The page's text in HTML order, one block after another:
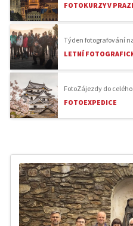
FOTOKURZY V
Týden fotografování
LETNÍ
FotoZájezdy do
FOTOEXPEDICE